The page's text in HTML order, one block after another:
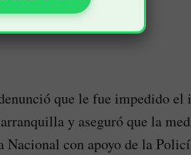
que le fue impedido el
y aseguró que la
con apoyo de la